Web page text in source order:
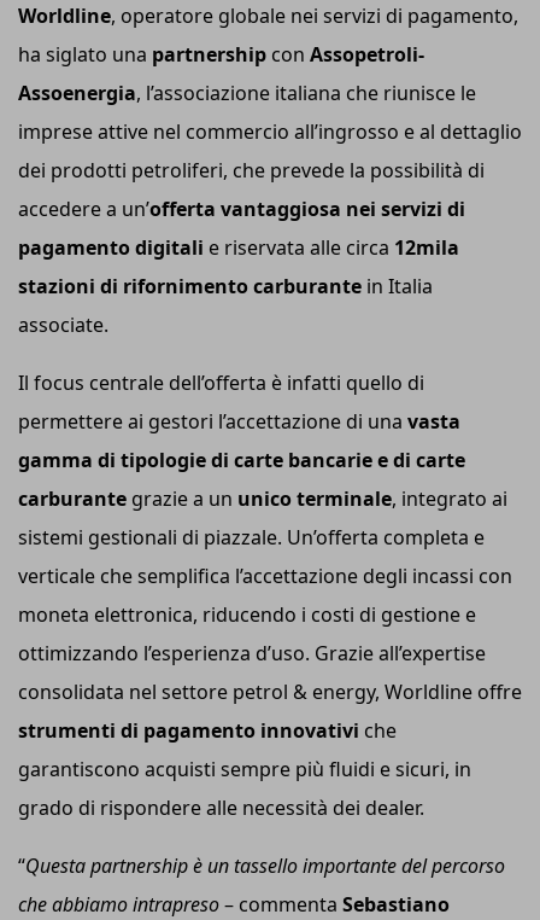
Worldline, operatore globale nei servizi di pagamento,
ha siglato una partnership con Assopetroli-
Assoenergia, l’associazione italiana che riunisce le
imprese attive nel commercio all’ingrosso e al dettaglio
dei prodotti petroliferi, che prevede la possibilità di
accedere a un’offerta vantaggiosa nei servizi di
pagamento digitali e riservata alle circa 12mila
stazioni di rifornimento carburante in Italia
associate.
Il focus centrale dell’offerta è infatti quello di
permettere ai gestori l’accettazione di una vasta
gamma di tipologie di carte bancarie e di carte
carburante grazie a un unico terminale, integrato ai
sistemi gestionali di piazzale. Un’offerta completa e
verticale che semplifica l’accettazione degli incassi con
moneta elettronica, riducendo i costi di gestione e
ottimizzando l’esperienza d’uso. Grazie all’expertise
consolidata nel settore petrol & energy, Worldline offre
strumenti di pagamento innovativi che
garantiscono acquisti sempre più fluidi e sicuri, in
grado di rispondere alle necessità dei dealer.
“Questa partnership è un tassello importante del percorso
che abbiamo intrapreso– commenta Sebastiano